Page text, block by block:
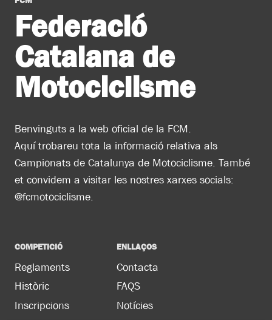
Federació
Catalana de
Motociclisme
Benvinguts a la web oficial de la FCM.
Aquí trobareu tota la informació relativa als
Campionats de Catalunya de Motociclisme. També
et convidem a visitar les nostres xarxes socials:
@fcmotociclisme.
COMPETICIÓ
Reglaments
Històric
Inscripcions
ENLLAÇOS
Contacta
FAQS
Notícies